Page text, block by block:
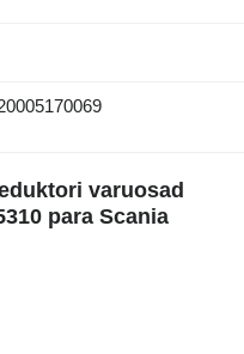
varuosad
para Scania